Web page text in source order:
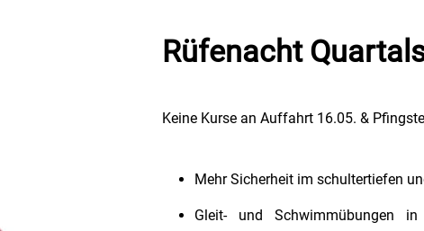
Rüfenacht
Keine Kurse an Auffahrt 16.05. &
Mehr Sicherheit im schultertiefen
Gleit- und Schwimmübungen